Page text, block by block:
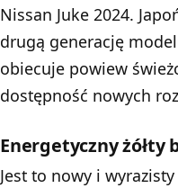
Nissan Juke 2024.
drugą generację
obiecuje powiew
dostępność nowych
Energetyczny żółty
Jest to nowy i